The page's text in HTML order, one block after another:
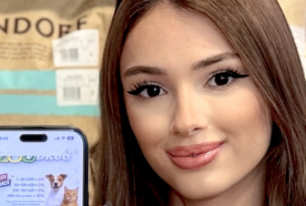
Hamısını Gör